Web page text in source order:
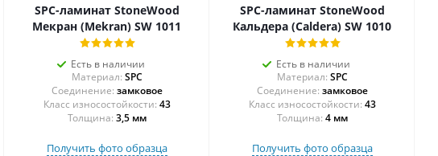
SPC-ламинат StoneWood
Мекран (Mekran) SW 1011
Есть в наличии
Материал: SPC
Соединение: замковое
43
Толщина: 3,5 мм
Получить фото образца
SPC-ламинат StoneWood
Кальдера (Caldera) SW 1010
Есть в наличии
Материал: SPC
Соединение: замковое
43
Толщина: 4 мм
Получить фото образца